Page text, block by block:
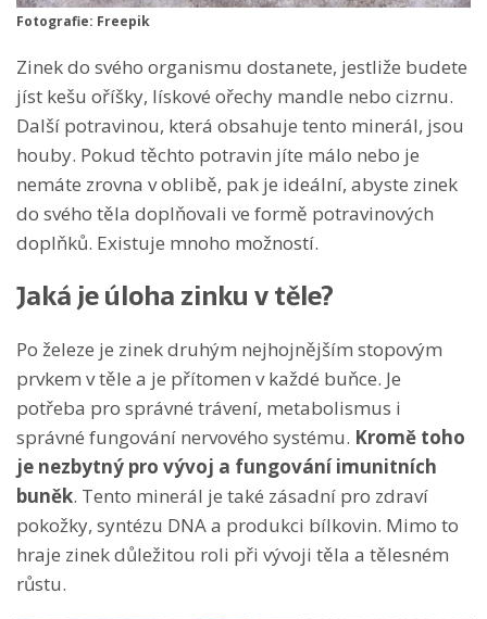
Fotografie: Freepik
Zinek do svého organismu dostanete, jestliže budete
jíst kešu oříšky, lískové ořechy mandle nebo cizrnu.
Další potravinou, která obsahuje tento minerál, jsou
houby. Pokud těchto potravin jíte málo nebo je
nemáte zrovna v oblibě, pak je ideální, abyste zinek
do svého těla doplňovali ve formě potravinových
doplňků. Existuje mnoho možností.
Jaká je úloha zinku v těle?
Po železe je zinek druhým nejhojnějším stopovým
prvkem v těle a je přítomen v každé buňce. Je
potřeba pro správné trávení, metabolismus i
správné fungování nervového systému. Kromě toho
je nezbytný pro vývoj a fungování imunitních
buněk. Tento minerál je také zásadní pro zdraví
pokožky, syntézu DNA a produkci bílkovin. Mimo to
hraje zinek důležitou roli při vývoji těla a tělesném
růstu.